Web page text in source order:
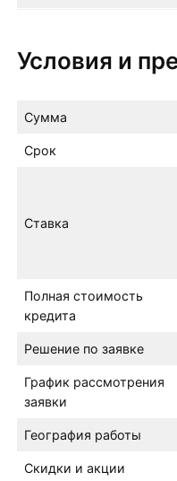
Условия и
Сумма
Срок
Ставка
Полная стоимость
кредита
Решение по заявке
График рассмотрения
заявки
География работы
Скидки и акции